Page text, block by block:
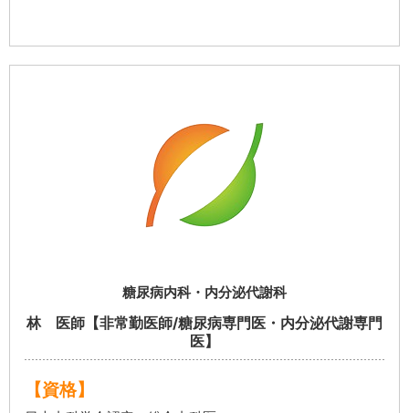
糖尿病内科・内分泌代謝科
林 医師【非常勤医師/糖尿病専門医・内分泌代謝専門
医】
【資格】